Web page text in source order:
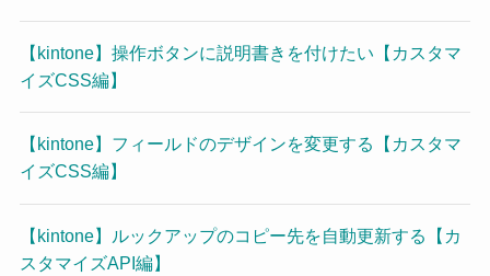
【kintone】操作ボタンに説明書きを付けたい【カスタマ
イズCSS編】
【kintone】フィールドのデザインを変更する【カスタマ
イズCSS編】
【kintone】ルックアップのコピー先を自動更新する【カ
スタマイズAPI編】